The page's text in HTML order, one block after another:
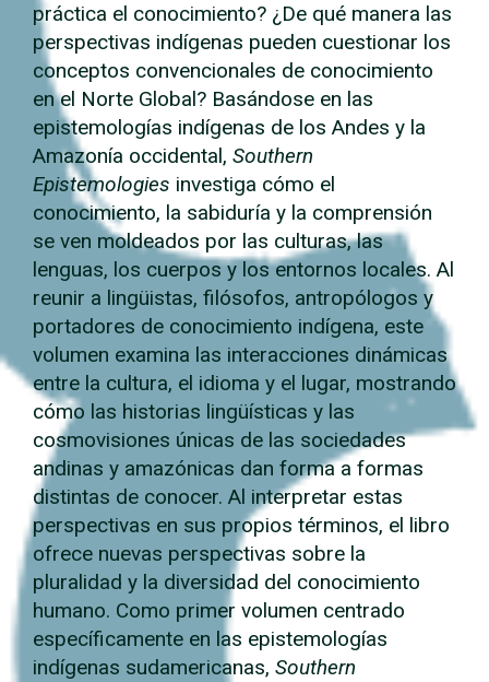
práctica el conocimiento? ¿De qué manera las
perspectivas indígenas pueden cuestionar los
conceptos convencionales de conocimiento
en el Norte Global? Basándose en las
epistemologías indígenas de los Andes y la
Amazonía occidental, Southern
Epistemologies investiga cómo el
conocimiento, la sabiduría y la comprensión
se ven moldeados por las culturas, las
lenguas, los cuerpos y los entornos locales. Al
reunir a lingüistas, filósofos, antropólogos y
portadores de conocimiento indígena, este
volumen examina las interacciones dinámicas
entre la cultura, el idioma y el lugar, mostrando
cómo las historias lingüísticas y las
cosmovisiones únicas de las sociedades
andinas y amazónicas dan forma a formas
distintas de conocer. Al interpretar estas
perspectivas en sus propios términos, el libro
ofrece nuevas perspectivas sobre la
pluralidad y la diversidad del conocimiento
humano. Como primer volumen centrado
específicamente en las epistemologías
indígenas sudamericanas, Southern